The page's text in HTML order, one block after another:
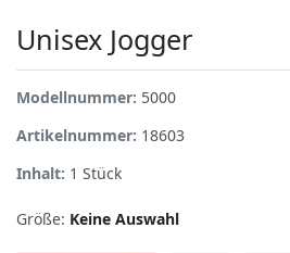
Unisex Jogger
Modellnummer: 5000
Artikelnummer: 18603
Inhalt: 1 Stück
Größe: Keine Auswahl